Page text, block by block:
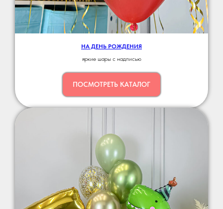
НА ДЕНЬ РОЖДЕНИЯ
яркие шары с надписью
ПОСМОТРЕТЬ КАТАЛОГ